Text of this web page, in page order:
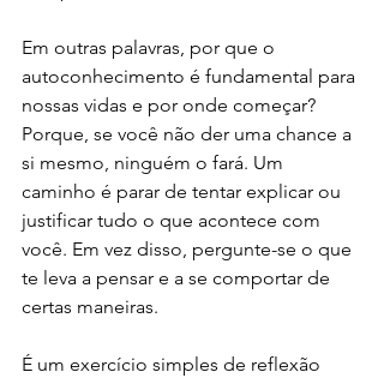
Em outras palavras, por que o
autoconhecimento é fundamental para
nossas vidas e por onde começar?
Porque, se você não der uma chance a
si mesmo, ninguém o fará. Um
caminho é parar de tentar explicar ou
justificar tudo o que acontece com
você. Em vez disso, pergunte-se o que
te leva a pensar e a se comportar de
certas maneiras.
É um exercício simples de reflexão